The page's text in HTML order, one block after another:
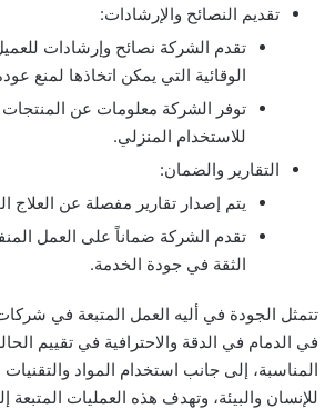
تقديم النصائح والإرشادات:
تقدم الشركة نصائح وإرشادات
الوقائية التي يمكن اتخاذها لمنع
توفر الشركة معلومات عن المنتجات
للاستخدام المنزلي.
التقارير والضمان:
يتم إصدار تقارير مفصلة عن العلاج
تقدم الشركة ضماناً على العمل
الثقة في جودة الخدمة.
تتمثل الجودة في أليه العمل المتبعة في
في الدمام في الدقة والاحترافية في تقييم
المناسبة، إلى جانب استخدام المواد والتقنيات
للإنسان والبيئة، وتهدف هذه العمليات المتبعة